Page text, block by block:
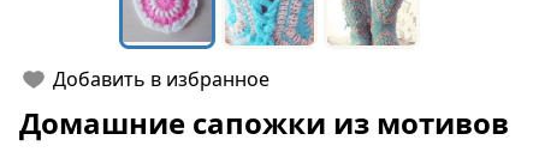
Добавить в избранное
Домашние сапожки из мотивов